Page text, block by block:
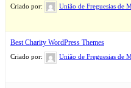
Criado por: União de Freguesias de
Best Charity WordPress Themes
Criado por: União de Freguesias de